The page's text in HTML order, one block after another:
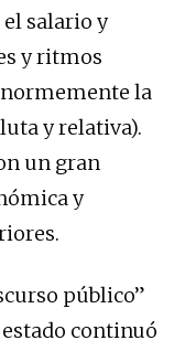
salario y
y ritmos
la
y relativa).
un gran
y
público”
continuó